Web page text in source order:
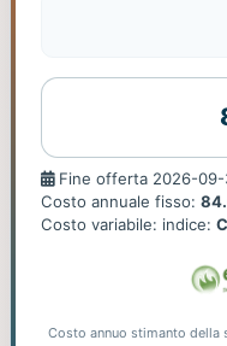
Fine
offerta
Fine offerta 2026-09-
Costo annuale fisso:
Costo variabile: indice:
Costo annuo stimanto della